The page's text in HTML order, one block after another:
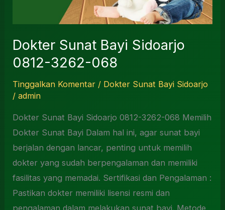
Dokter Sunat Bayi Sidoarjo
0812-3262-068
Tinggalkan Komentar / Dokter Sunat Bayi Sidoarjo
/admin
Dokter Sunat Bayi Sidoarjo 0812-3262-068 Memilih
Dokter Sunat Bayi Dalam hal ini, agar sunat bayi
berjalan dengan lancar, penting untuk memilih
dokter yang sudah berpengalaman dan memiliki
fasilitas yang memadai. Sertifikasi dan Pengalaman :
Pastikan dokter memiliki lisensi resmi dan